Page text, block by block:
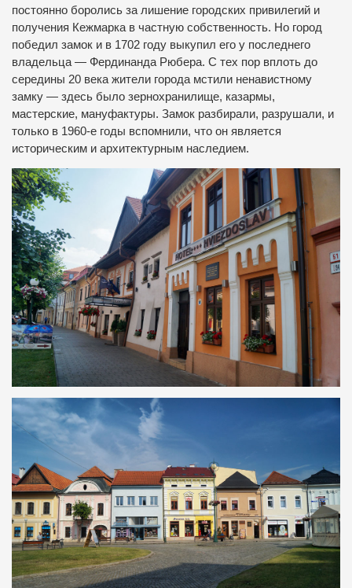
постоянно боролись за лишение городских привилегий и
получения Кежмарка в частную собственность. Но город
победил замок и в 1702 году выкупил его у последнего
владельца — Фердинанда Рюбера. С тех пор вплоть до
середины 20 века жители города мстили ненавистному
замку — здесь было зернохранилище, казармы,
мастерские, мануфактуры. Замок разбирали, разрушали, и
только в 1960-е годы вспомнили, что он является
историческим и архитектурным наследием.